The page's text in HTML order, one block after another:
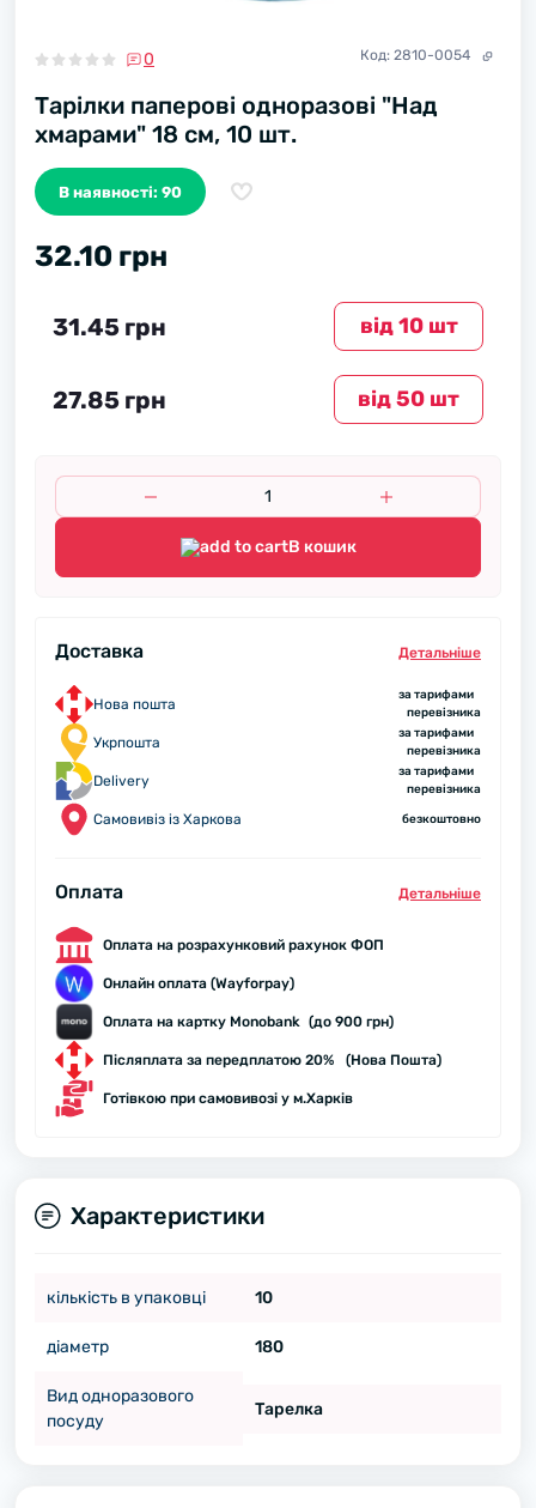
0 Код: 2810-0054
Тарілки паперові одноразові "Над
хмарами" 18 см, 10 шт.
В наявності: 90
32.10 грн
вiд 10 шт
31.45 грн
вiд 50 шт
27.85 грн
В кошик
Доставка Детальнiше
Нова пошта
за тарифами
перевізника
Укрпошта
за тарифами
перевізника
Delivery
за тарифами
перевізника
Самовивіз із Харкова безкоштовно
Оплата Детальнiше
Оплата на розрахунковий рахунок ФОП
Онлайн оплата (Wayforpay)
Оплата на картку Monobank (до 900 грн)
Післяплата за передплатою 20% (Нова Пошта)
Готівкою при самовивозі у м.Харків
Характеристики
кількість в упаковці 10
діаметр 180
Вид одноразового
посуду
Тарелка